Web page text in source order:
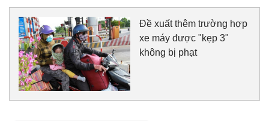
Đề xuất thêm trường hợp
xe máy được "kẹp 3"
không bị phạt